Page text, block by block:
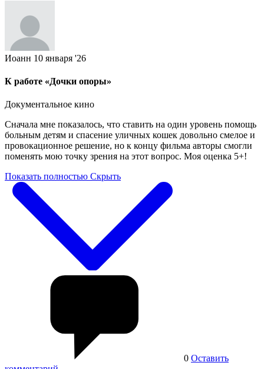
Иоанн 10 января '26
К работе «Дочки опоры»
Документальное кино
Сначала мне показалось, что ставить на один уровень помощь
больным детям и спасение уличных кошек довольно смелое и
провокационное решение, но к концу фильма авторы смогли
поменять мою точку зрения на этот вопрос. Моя оценка 5+!
Показать полностью Скрыть
0 Оставить